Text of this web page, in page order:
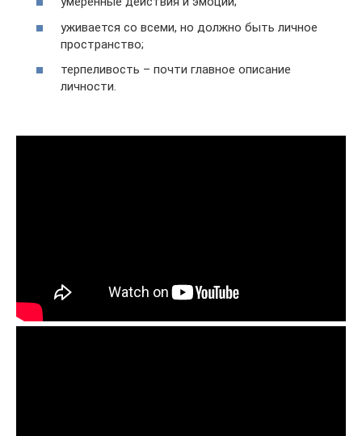
уживается со всеми, но должно быть личное
пространство;
терпеливость – почти главное описание
личности.